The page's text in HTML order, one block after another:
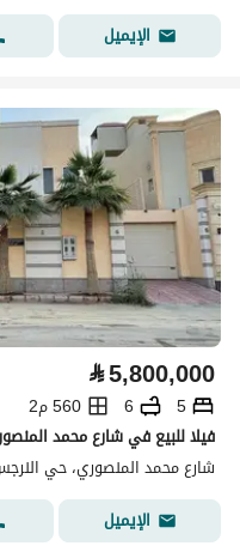
الإيميل
⃁5,800,000
5
6
560 م2
شارع محمد المنصوري، حي
الإيميل